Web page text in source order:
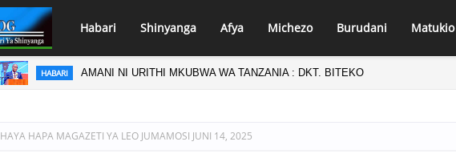
Habari Shinyanga Afya Michezo Burudani Matukio
HABARI AMANI NI URITHI MKUBWA WA TANZANIA : DKT. BITEKO
HAYA HAPA MAGAZETI YA LEO JUMAMOSI JUNI 14, 2025